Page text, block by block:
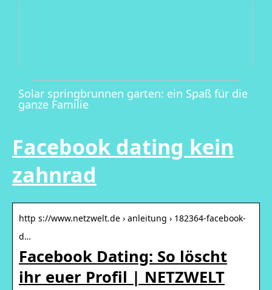
Solar springbrunnen garten: ein Spaß für die
ganze Familie
Facebook dating kein
zahnrad
http s://www.netzwelt.de › anleitung › 182364-facebook-
d…
Facebook Dating: So löscht
ihr euer Profil | NETZWELT